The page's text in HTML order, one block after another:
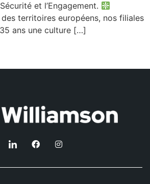
et l’Engagement.
territoires européens, nos filiales
ans une culture […]